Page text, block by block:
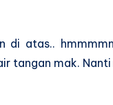
di atas..
tangan mak.